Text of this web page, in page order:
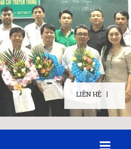
LIÊN HỆ